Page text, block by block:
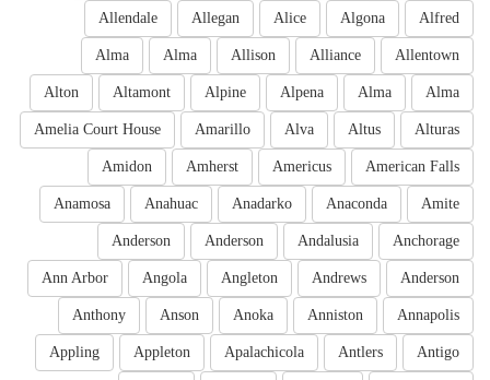
Alfred
Algona
Alice
Allegan
Allendale
Allentown
Alliance
Allison
Alma
Alma
Alma
Alma
Alpena
Alpine
Altamont
Alton
Alturas
Altus
Alva
Amarillo
Amelia Court House
American Falls
Americus
Amherst
Amidon
Amite
Anaconda
Anadarko
Anahuac
Anamosa
Anchorage
Andalusia
Anderson
Anderson
Anderson
Andrews
Angleton
Angola
Ann Arbor
Annapolis
Anniston
Anoka
Anson
Anthony
Antigo
Antlers
Apalachicola
Appleton
Appling